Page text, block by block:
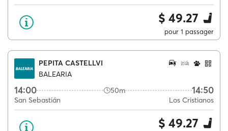
$ 49.27
pour 1 passager
PEPITA CASTELLVI
BALEARIA
14:00 50m 14:50
San Sebastián Los Cristianos
$ 49.27